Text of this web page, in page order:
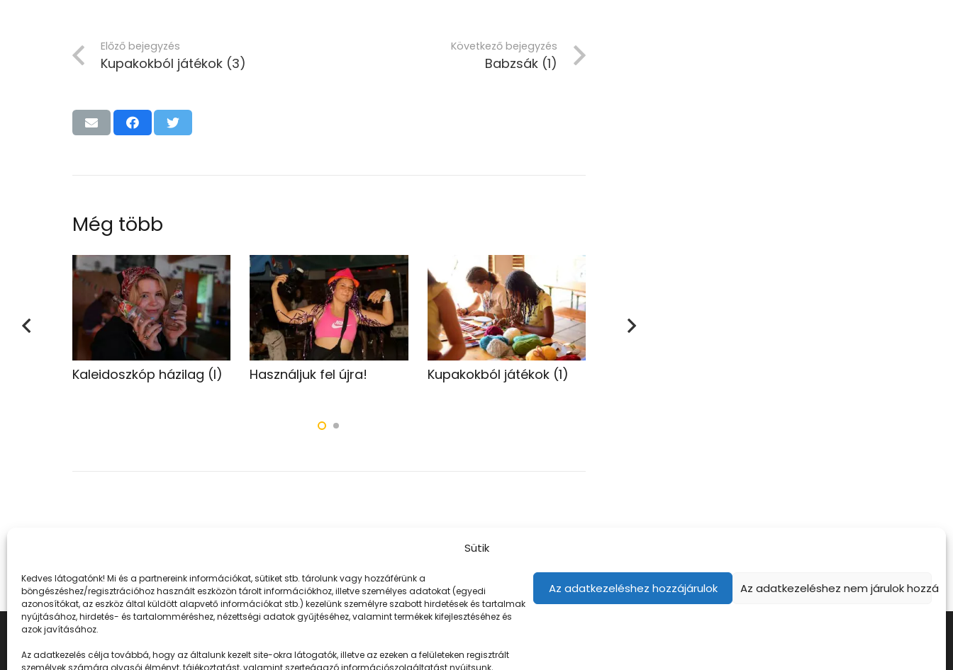
Sütik
Kedves látogatónk! Mi és a partnereink információkat, sütiket stb. tárolunk vagy hozzáférünk a
böngészéshez/regisztrációhoz használt eszközön tárolt információkhoz, illetve személyes adatokat (egyedi
azonosítókat, az eszköz által küldött alapvető információkat stb.) kezelünk személyre szabott hirdetések és tartalmak
nyújtásához, hirdetés- és tartalomméréshez, nézettségi adatok gyűjtéséhez, valamint termékek kifejlesztéséhez és
azok javításához.
Az adatkezelés célja továbbá, hogy az általunk kezelt site-okra látogatók, illetve az ezeken a felületeken regisztrált
személyek számára olvasói élményt, tájékoztatást, valamint szerteágazó információszolgáltatást nyújtsunk,
Az adatkezeléshez hozzájárulok Az adatkezeléshez nem járulok hozzá
Előző bejegyzés
Kupakokból játékok (3)
Következő bejegyzés
Babzsák (1)
Még több
Kaleidoszkóp házilag (I) Használjuk fel újra! Kupakokból játékok (1)